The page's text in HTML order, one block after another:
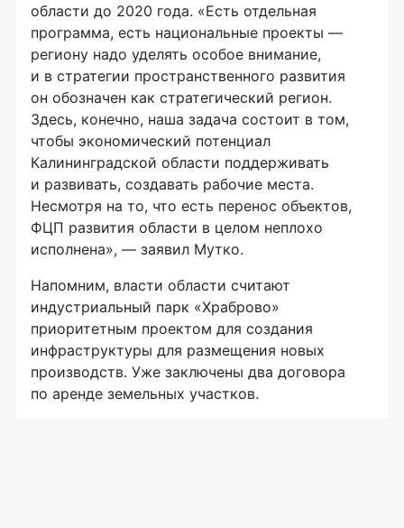
области до 2020 года. «Есть отдельная
программа, есть национальные проекты —
региону надо уделять особое внимание,
и в стратегии пространственного развития
он обозначен как стратегический регион.
Здесь, конечно, наша задача состоит в том,
чтобы экономический потенциал
Калининградской области поддерживать
и развивать, создавать рабочие места.
Несмотря на то, что есть перенос объектов,
ФЦП развития области в целом неплохо
исполнена», — заявил Мутко.
Напомним, власти области считают
индустриальный парк «Храброво»
приоритетным проектом для создания
инфраструктуры для размещения новых
производств. Уже заключены два договора
по аренде земельных участков.